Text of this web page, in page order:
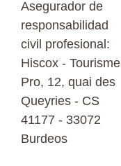
Asegurador de
responsabilidad
civil profesional:
Hiscox - Tourisme
Pro, 12, quai des
Queyries - CS
41177 - 33072
Burdeos